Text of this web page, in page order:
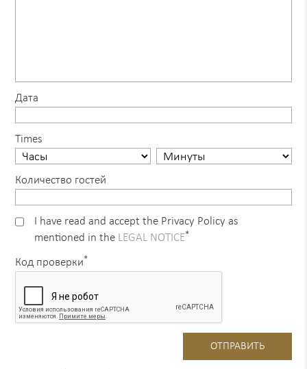
Дата
Times
Количество гостей
I have read and accept the Privacy Policy as
mentioned in the LEGAL NOTICE*
Код проверки*